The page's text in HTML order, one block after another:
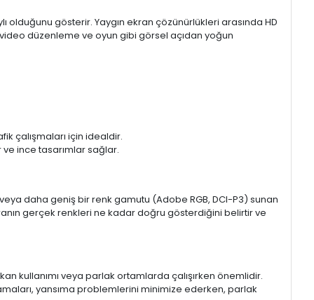
olduğunu gösterir. Yaygın ekran çözünürlükleri arasında HD
video düzenleme ve oyun gibi görsel açıdan yoğun
çalışmaları için idealdir.
ince tasarımlar sağlar.
daha geniş bir renk gamutu (Adobe RGB, DCI-P3) sunan
gerçek renkleri ne kadar doğru gösterdiğini belirtir ve
kullanımı veya parlak ortamlarda çalışırken önemlidir.
yansıma problemlerini minimize ederken, parlak